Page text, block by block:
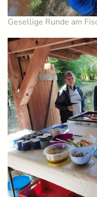
Gesellige Runde am